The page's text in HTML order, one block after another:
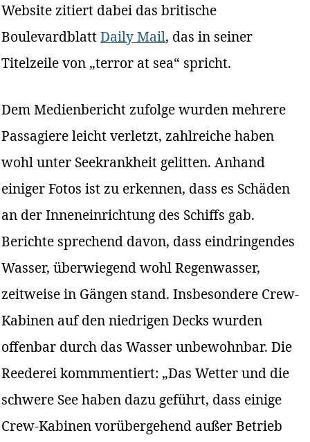
Website zitiert dabei das britische
BoulevardblattDaily Mail, das in seiner
Titelzeile von „terror at sea“ spricht.
Dem Medienbericht zufolge wurden mehrere
Passagiere leicht verletzt, zahlreiche haben
wohl unter Seekrankheit gelitten. Anhand
einiger Fotos ist zu erkennen, dass es Schäden
an der Inneneinrichtung des Schiffs gab.
Berichte sprechend davon, dass eindringendes
Wasser, überwiegend wohl Regenwasser,
zeitweise in Gängen stand. Insbesondere Crew-
Kabinen auf den niedrigen Decks wurden
offenbar durch das Wasser unbewohnbar. Die
Reederei kommmentiert: „Das Wetter und die
schwere See haben dazu geführt, dass einige
Crew-Kabinen vorübergehend außer Betrieb